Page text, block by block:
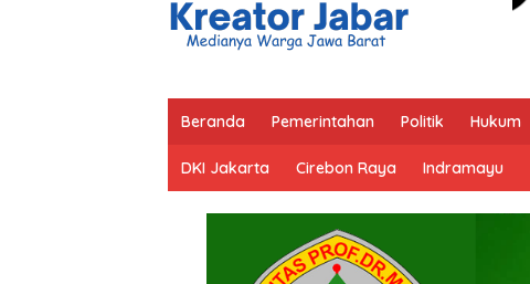
Beranda Pemerintahan Politik Hukum
DKI Jakarta Cirebon Raya Indramayu